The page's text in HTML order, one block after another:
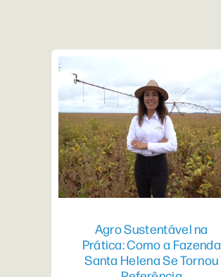
Agro Sustentável na
Prática: Como a Fazenda
Santa Helena Se Tornou